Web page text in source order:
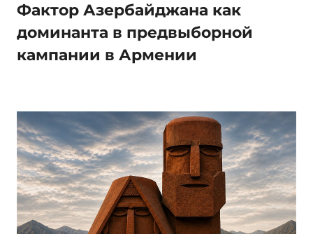
Фактор Азербайджана как
доминанта в предвыборной
кампании в Армении